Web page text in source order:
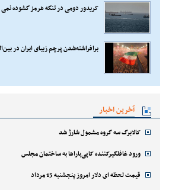
کریدور دومی در تنگه هرمز گشوده
برافراشته‌شدن پرچم زیبای ایران در
آخرین اخبار
کالابرگ سه گروه مشمول شارژ شد
ورود غافلگیرکننده کاپی‌باراها به ساختمان مجلس
قیمت لحظه ای دلار امروز پنجشنبه 15 مرداد